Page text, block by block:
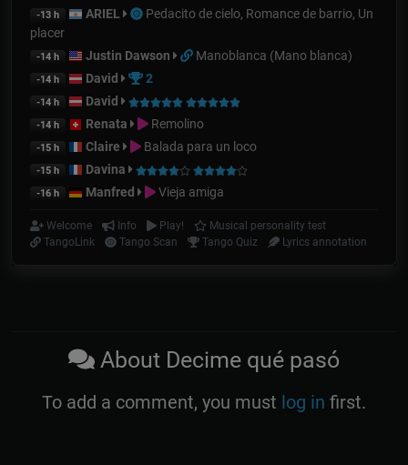
-13 h ARIEL
Pedacito de cielo, Romance de barrio, Un
placer
-14 h Justin Dawson Manoblanca (Mano blanca)
-14 h David 2
-14 h David
-14 h Renata Remolino
-15 h Claire Balada para un loco
-15 h Davina
-16 h Manfred Vieja amiga
Welcome Info Play!
Musical personality test
TangoLink
Tango Scan Tango Quiz Lyrics annotation
About Decime qué pasó
To add a comment, you must log in first.